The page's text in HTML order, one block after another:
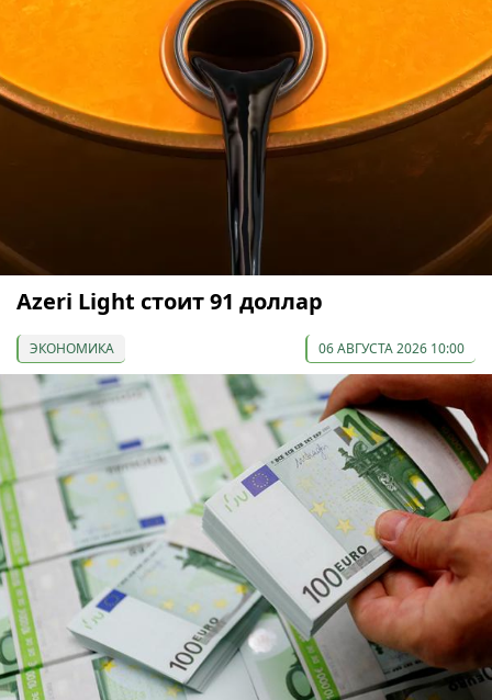
Azeri Light стоит 91 доллар
ЭКОНОМИКА 06 АВГУСТА 2026 10:00